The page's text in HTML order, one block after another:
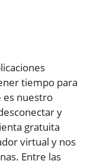
tiempo para
es nuestro
y
gratuita
virtual y nos
Entre las